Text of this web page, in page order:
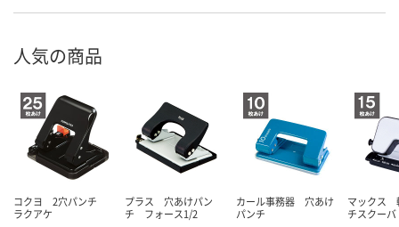
人気の商品
コクヨ 2穴パンチ
ラクアケ
プラス 穴あけパン
チ フォース1/2
カール事務器 穴あけ
パンチ
マックス
チスクーバ